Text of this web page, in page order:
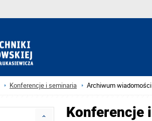
Konferencje i seminaria Archiwum wiadomości
Konferencje